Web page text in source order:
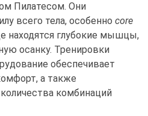
Пилатесом. Они
всего тела, особенно core
находятся глубокие мышцы,
осанку. Тренировки
обеспечивает
а также
комбинаций